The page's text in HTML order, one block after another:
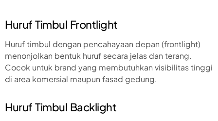
Huruf Timbul Frontlight
Huruf timbul dengan pencahayaan depan (frontlight)
menonjolkan bentuk huruf secara jelas dan terang.
Cocok untuk brand yang membutuhkan visibilitas tinggi
di area komersial maupun fasad gedung.
Huruf Timbul Backlight